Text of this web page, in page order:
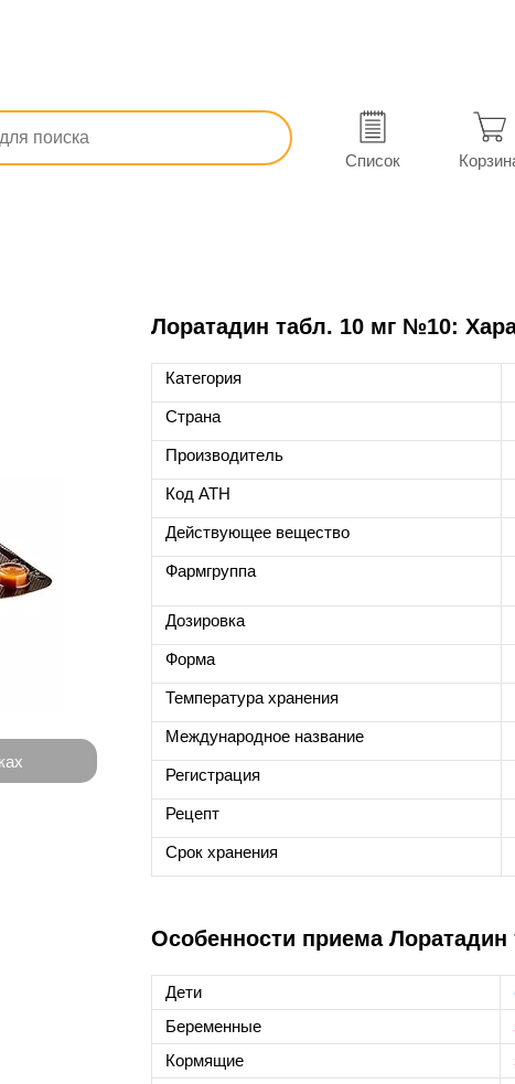
Список
насморка Лоратадин
Лоратадин табл. 10 мг №10:
Категория
Страна
Производитель
Код ATH
Действующее вещество
Фармгруппа
Дозировка
Форма
Температура хранения
Международное название
Регистрация
Рецепт
Срок хранения
Особенности приема
Дети
Беременные
Кормящие